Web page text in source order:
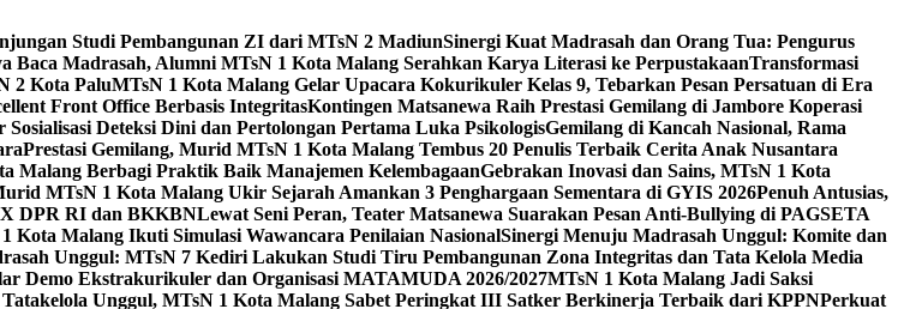
Studi Pembangunan ZI dari MTsN 2 MadiunSinergi Kuat Madrasah dan Orang Tua: Pengurus
Baca Madrasah, Alumni MTsN 1 Kota Malang Serahkan Karya Literasi ke PerpustakaanTransformasi
2 Kota PaluMTsN 1 Kota Malang Gelar Upacara Kokurikuler Kelas 9, Tebarkan Pesan Persatuan di Era
Front Office Berbasis IntegritasKontingen Matsanewa Raih Prestasi Gemilang di Jambore Koperasi
Deteksi Dini dan Pertolongan Pertama Luka PsikologisGemilang di Kancah Nasional, Rama
Prestasi Gemilang, Murid MTsN 1 Kota Malang Tembus 20 Penulis Terbaik Cerita Anak Nusantara
Malang Berbagi Praktik Baik Manajemen KelembagaanGebrakan Inovasi dan Sains, MTsN 1 Kota
MTsN 1 Kota Malang Ukir Sejarah Amankan 3 Penghargaan Sementara di GYIS 2026Penuh Antusias,
DPR RI dan BKKBNLewat Seni Peran, Teater Matsanewa Suarakan Pesan Anti-Bullying di PAGSETA
Malang Ikuti Simulasi Wawancara Penilaian NasionalSinergi Menuju Madrasah Unggul: Komite dan
Unggul: MTsN 7 Kediri Lakukan Studi Tiru Pembangunan Zona Integritas dan Tata Kelola Media
Demo Ekstrakurikuler dan Organisasi MATAMUDA 2026/2027MTsN 1 Kota Malang Jadi Saksi
Unggul, MTsN 1 Kota Malang Sabet Peringkat III Satker Berkinerja Terbaik dari KPPNPerkuat